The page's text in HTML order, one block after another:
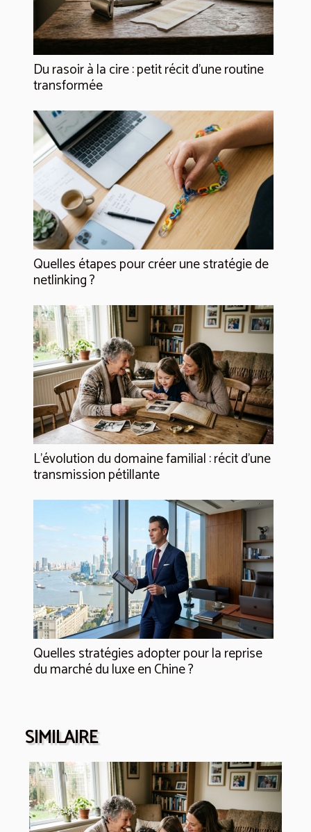
Du rasoir à la cire : petit récit d’une routine
transformée
Quelles étapes pour créer une stratégie de
netlinking ?
L’évolution du domaine familial : récit d’une
transmission pétillante
Quelles stratégies adopter pour la reprise
du marché du luxe en Chine ?
SIMILAIRE